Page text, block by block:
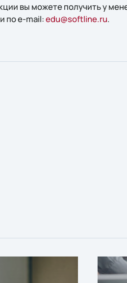
вы можете получить у
по e-mail:edu@softline.ru.